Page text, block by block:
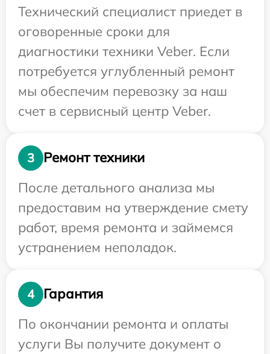
Технический специалист приедет в
оговоренные сроки для
диагностики техники Veber. Если
потребуется углубленный ремонт
мы обеспечим перевозку за наш
счет в сервисный центр Veber.
3
Ремонт техники
После детального анализа мы
предоставим на утверждение смету
работ, время ремонта и займемся
устранением неполадок.
4
Гарантия
По окончании ремонта и оплаты
услуги Вы получите документ о